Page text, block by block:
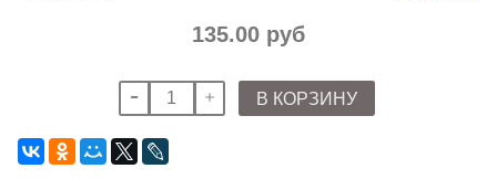
135.00 руб
В КОРЗИНУ